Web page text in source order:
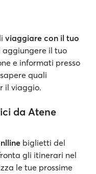
viaggiare con il tuo
aggiungere il tuo
e informati presso
quali
il viaggio.
da Atene
biglietti del
gli itinerari nel
le tue prossime